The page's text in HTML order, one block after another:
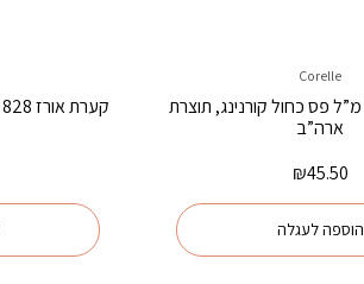
Corelle
קערת אורז 828 מ”ל פס כחול קורנינג, תוצרת
ארה”ב
₪45.50
הוספה לעגלה